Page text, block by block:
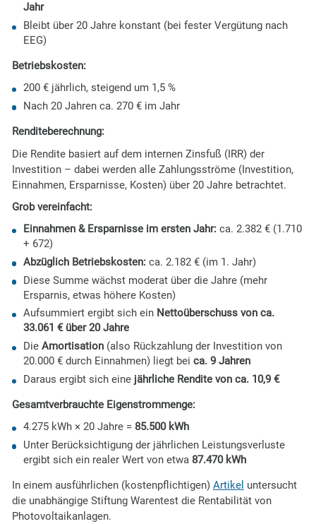
Jahr
Bleibt über 20 Jahre konstant (bei fester Vergütung nach
EEG)
Betriebskosten:
200 € jährlich, steigend um 1,5 %
Nach 20 Jahren ca. 270 € im Jahr
Renditeberechnung:
Die Rendite basiert auf dem internen Zinsfuß (IRR) der
Investition – dabei werden alle Zahlungsströme (Investition,
Einnahmen, Ersparnisse, Kosten) über 20 Jahre betrachtet.
Grob vereinfacht:
Einnahmen & Ersparnisse im ersten Jahr:ca. 2.382 € (1.710
+ 672)
Abzüglich Betriebskosten:ca. 2.182 € (im 1. Jahr)
Diese Summe wächst moderat über die Jahre (mehr
Ersparnis, etwas höhere Kosten)
Aufsummiert ergibt sich ein Nettoüberschuss von ca.
33.061 € über 20 Jahre
Die Amortisation(also Rückzahlung der Investition von
20.000 € durch Einnahmen) liegt bei ca. 9 Jahren
Daraus ergibt sich eine jährliche Rendite von ca. 10,9 €
Gesamtverbrauchte Eigenstrommenge:
4.275 kWh × 20 Jahre = 85.500 kWh
Unter Berücksichtigung der jährlichen Leistungsverluste
ergibt sich ein realer Wert von etwa 87.470 kWh
In einem ausführlichen (kostenpflichtigen) Artikel untersucht
die unabhängige Stiftung Warentest die Rentabilität von
Photovoltaikanlagen.